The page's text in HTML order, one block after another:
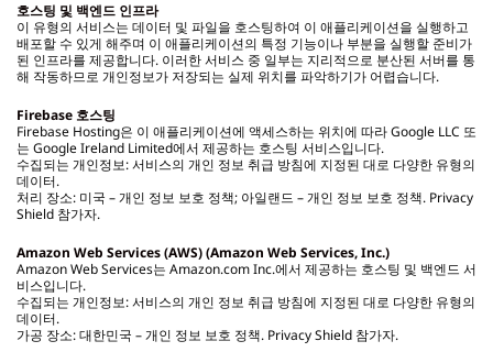
호스팅 및 백엔드 인프라
이 유형의 서비스는 데이터 및 파일을 호스팅하여 이 애플리케이션을 실행하고
배포할 수 있게 해주며 이 애플리케이션의 특정 기능이나 부분을 실행할 준비가
된 인프라를 제공합니다. 이러한 서비스 중 일부는 지리적으로 분산된 서버를 통
해 작동하므로 개인정보가 저장되는 실제 위치를 파악하기가 어렵습니다.
Firebase 호스팅
Firebase Hosting은 이 애플리케이션에 액세스하는 위치에 따라 Google LLC 또
는 Google Ireland Limited에서 제공하는 호스팅 서비스입니다.
수집되는 개인정보: 서비스의 개인 정보 취급 방침에 지정된 대로 다양한 유형의
데이터.
처리 장소: 미국 – 개인 정보 보호 정책; 아일랜드 – 개인 정보 보호 정책. Privacy
Shield 참가자.
Amazon Web Services (AWS) (Amazon Web Services, Inc.)
Amazon Web Services는 Amazon.com Inc.에서 제공하는 호스팅 및 백엔드 서
비스입니다.
수집되는 개인정보: 서비스의 개인 정보 취급 방침에 지정된 대로 다양한 유형의
데이터.
가공 장소: 대한민국 – 개인 정보 보호 정책. Privacy Shield 참가자.